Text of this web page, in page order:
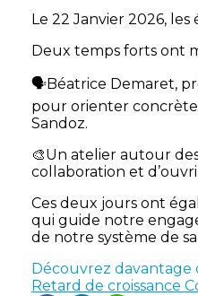
Le 22 Janvier 2026,
Deux temps forts ont
🗣️Béatrice Demaret,
pour orienter
Sandoz.
🎨Un atelier autour
collaboration et
Ces deux jours ont
qui guide notre
de notre système de
Découvrez davantage
Retard de croissance